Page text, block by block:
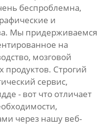
беспроблемна,
и
Мы придерживаемся
на
мозговой
продуктов. Строгий
сервис,
- вот что отличает
через нашу веб-